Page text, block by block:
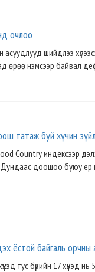
очлоо
шийдлээ
өрөө нэмсээр байвал
татаж буй хүчин
Country индексээр
доошоо буюу ер
ёстой байгаль орчны
тус бүрийн 17 хүүхэд